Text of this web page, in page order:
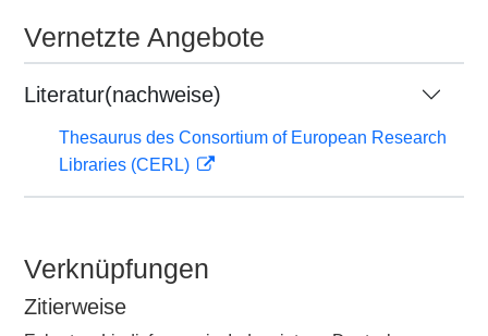
Vernetzte Angebote
Literatur(nachweise)
Thesaurus des Consortium of European Research
Libraries (CERL)
Verknüpfungen
Zitierweise